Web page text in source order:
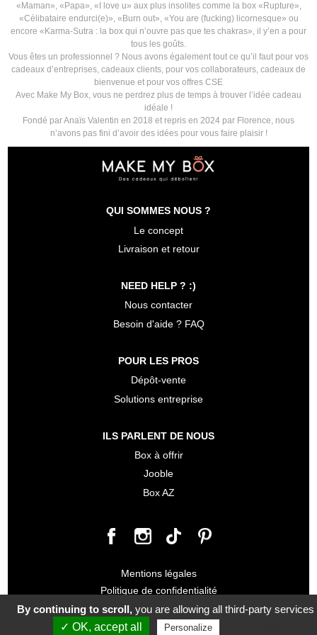
«Maman», «Papa», «I love u» aux plus insolites comme la box «Rupture»,
«Célibataire endurci(e)», «Burn out», «You are (fucking) licornesque» ou
encore «Karma-Sutra : la box qui n’ouvre pas que tes chakras», il y’en a pour
tous les goûts.
Vous êtes un professionnel ? Nous avons également tout ce qu’il faut pour vos
cadeaux d’entreprises, cadeaux clients, pour vos collaborateurs, cadeaux de
bienvenue et pour vos offres CSE
Avec Make My Box, vous ne perdrez plus de temps à trouver l’idée cadeau
idéale !
Fondé par Anaïs Valentin en 2018 et repris en 2024 par Florence, nous
n’avons pas fini d’avoir des idées pour vous faire plaisir !
QUI SOMMES NOUS ?
Le concept
Livraison et retour
NEED HELP ? :)
Nous contacter
Besoin d'aide ? FAQ
POUR LES PROS
Dépôt-vente
Solutions entreprise
ILS PARLENT DE NOUS
Box à offrir
Jooble
Box AZ
Mentions légales
Politique de confidentialité
Conditions générales de vente
© 2026 Make my Box tous droits réservés
By continuing to scroll, you are allowing all third-party services
✓ OK, accept all
Personalize